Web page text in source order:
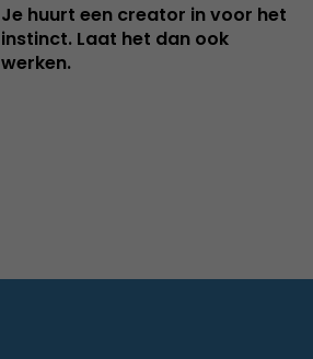
Je huurt een creator in voor het
instinct. Laat het dan ook
werken.